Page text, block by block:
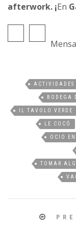
afterwork. ¡En
ACTIVIDADES
BODEGA
IL TAVOLO VERDE
LE COCÓ
OCIO
TOMAR